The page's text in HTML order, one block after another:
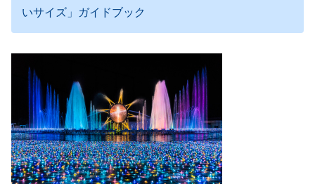
いサイズ」ガイドブック